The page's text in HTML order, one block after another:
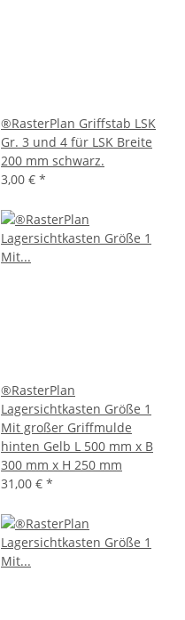
®RasterPlan Griffstab LSK
Gr. 3 und 4 für LSK Breite
200 mm schwarz.
3,00 € *
®RasterPlan
Lagersichtkasten Größe 1
Mit großer Griffmulde
hinten Gelb L 500 mm x B
300 mm x H 250 mm
31,00 € *